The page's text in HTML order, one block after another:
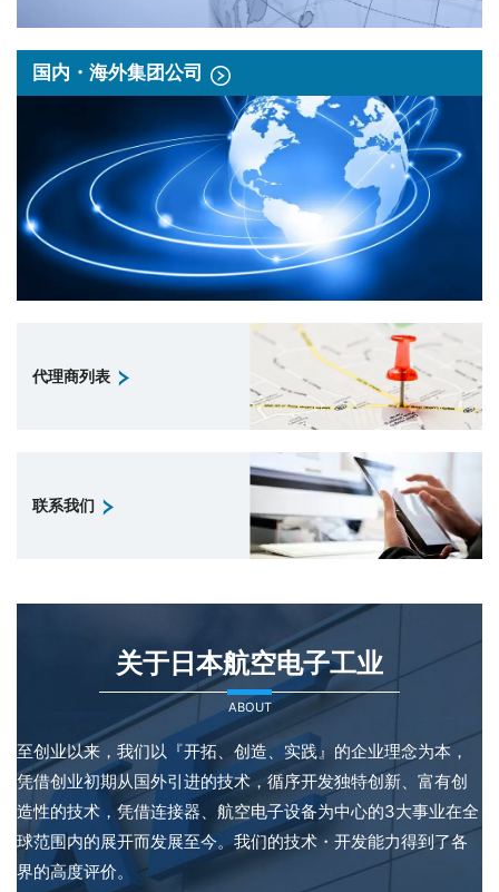
国内・海外集团公司
代理商列表
联系我们
关于日本航空电子工业
ABOUT
至创业以来，我们以『开拓、创造、实践』的企业理念为本，
凭借创业初期从国外引进的技术，循序开发独特创新、富有创
造性的技术，凭借连接器、航空电子设备为中心的3大事业在全
球范围内的展开而发展至今。我们的技术・开发能力得到了各
界的高度评价。